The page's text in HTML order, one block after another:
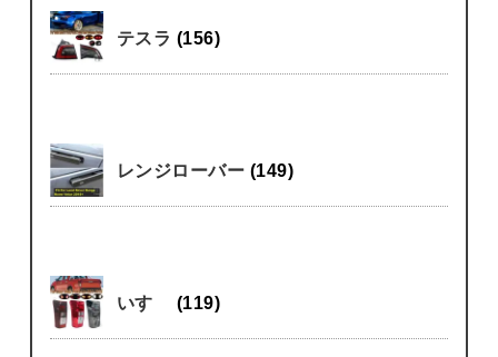
テスラ (156)
レンジローバー (149)
いすゞ (119)